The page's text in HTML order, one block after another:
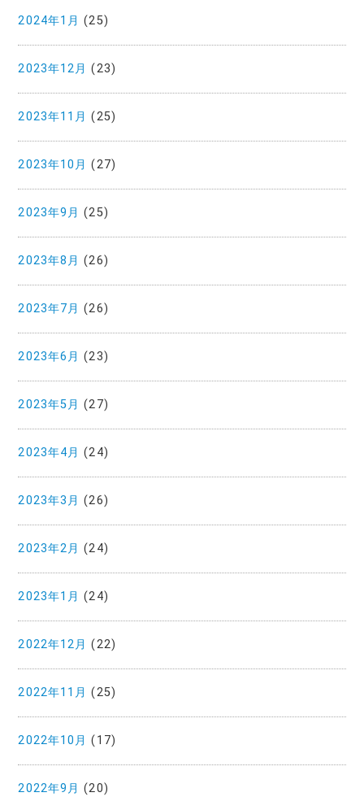
2024年1月 (25)
2023年12月 (23)
2023年11月 (25)
2023年10月 (27)
2023年9月 (25)
2023年8月 (26)
2023年7月 (26)
2023年6月 (23)
2023年5月 (27)
2023年4月 (24)
2023年3月 (26)
2023年2月 (24)
2023年1月 (24)
2022年12月 (22)
2022年11月 (25)
2022年10月 (17)
2022年9月 (20)